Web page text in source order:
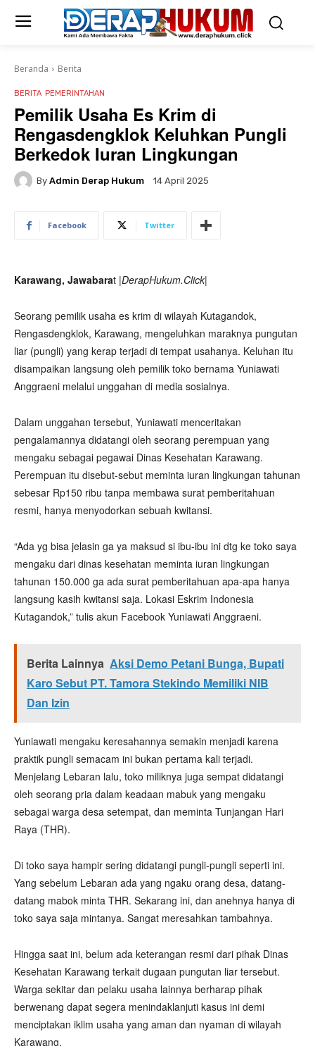
Beranda Berita
BERITA PEMERINTAHAN
Pemilik Usaha Es Krim di
Rengasdengklok Keluhkan Pungli
Berkedok Iuran Lingkungan
By Admin Derap Hukum 14 April 2025
Facebook Twitter
Karawang, Jawabarat |DerapHukum.Click|
Seorang pemilik usaha es krim di wilayah Kutagandok,
Rengasdengklok, Karawang, mengeluhkan maraknya pungutan
liar (pungli) yang kerap terjadi di tempat usahanya. Keluhan itu
disampaikan langsung oleh pemilik toko bernama Yuniawati
Anggraeni melalui unggahan di media sosialnya.
Dalam unggahan tersebut, Yuniawati menceritakan
pengalamannya didatangi oleh seorang perempuan yang
mengaku sebagai pegawai Dinas Kesehatan Karawang.
Perempuan itu disebut-sebut meminta iuran lingkungan tahunan
sebesar Rp150 ribu tanpa membawa surat pemberitahuan
resmi, hanya menyodorkan sebuah kwitansi.
“Ada yg bisa jelasin ga ya maksud si ibu-ibu ini dtg ke toko saya
mengaku dari dinas kesehatan meminta iuran lingkungan
tahunan 150.000 ga ada surat pemberitahuan apa-apa hanya
langsung kasih kwitansi saja. Lokasi Eskrim Indonesia
Kutagandok,” tulis akun Facebook Yuniawati Anggraeni.
Berita Lainnya Aksi Demo Petani Bunga, Bupati
Karo Sebut PT. Tamora Stekindo Memiliki NIB
Dan Izin
Yuniawati mengaku keresahannya semakin menjadi karena
praktik pungli semacam ini bukan pertama kali terjadi.
Menjelang Lebaran lalu, toko miliknya juga sempat didatangi
oleh seorang pria dalam keadaan mabuk yang mengaku
sebagai warga desa setempat, dan meminta Tunjangan Hari
Raya (THR).
Di toko saya hampir sering didatangi pungli-pungli seperti ini.
Yang sebelum Lebaran ada yang ngaku orang desa, datang-
datang mabok minta THR. Sekarang ini, dan anehnya hanya di
toko saya saja mintanya. Sangat meresahkan tambahnya.
Hingga saat ini, belum ada keterangan resmi dari pihak Dinas
Kesehatan Karawang terkait dugaan pungutan liar tersebut.
Warga sekitar dan pelaku usaha lainnya berharap pihak
berwenang dapat segera menindaklanjuti kasus ini demi
menciptakan iklim usaha yang aman dan nyaman di wilayah
Karawang.